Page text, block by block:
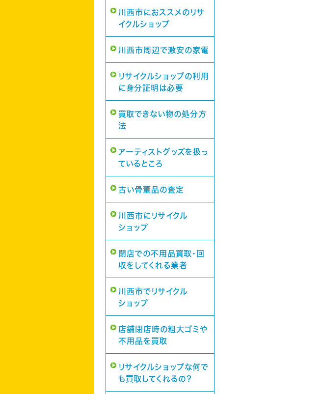
川西市におススメのリサ
イクルショップ
川西市周辺で激安の家電
リサイクルショップの利用
に身分証明は必要
買取できない物の処分方
法
アーティストグッズを扱っ
ているところ
古い骨董品の査定
川西市にリサイクル
ショップ
閉店での不用品買取・回
収をしてくれる業者
川西市でリサイクル
ショップ
店舗閉店時の粗大ゴミや
不用品を買取
リサイクルショップな何で
も買取してくれるの？